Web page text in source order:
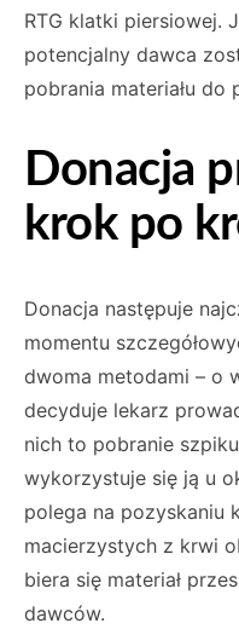
RTG klatki piersiowej.
potencjalny dawca
pobrania materiału do
Donacja
krok po
Donacja następuje
momentu
dwoma metodami – o
decyduje lekarz
nich to pobranie
wykorzystuje się ją u
polega na pozyskaniu
macie­rzystych z krwi
biera się materiał
dawców.